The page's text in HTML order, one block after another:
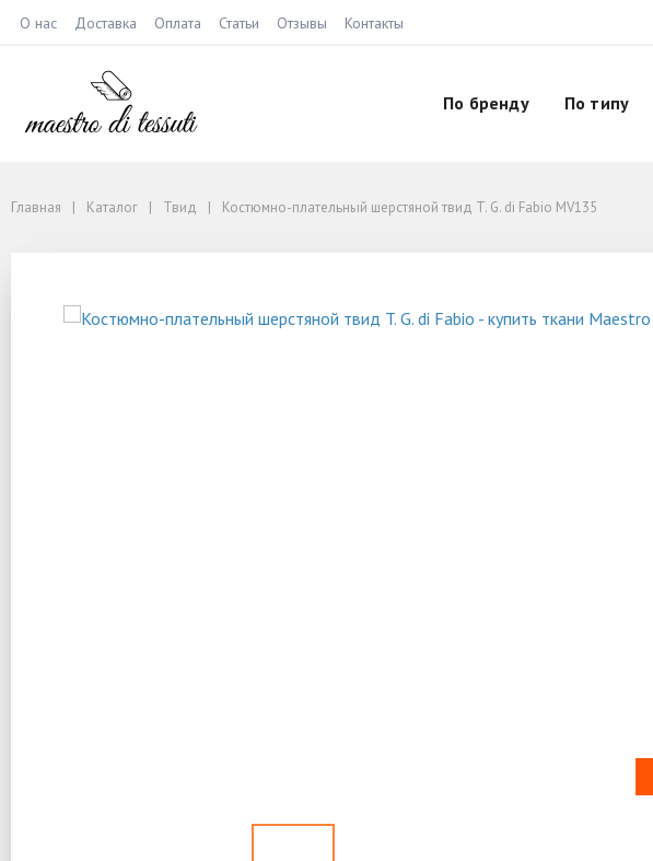
О нас Доставка Оплата Статьи Отзывы Контакты
По бренду По типу
Главная Каталог Твид Костюмно-плательный шерстяной твид T. G. di Fabio MV135